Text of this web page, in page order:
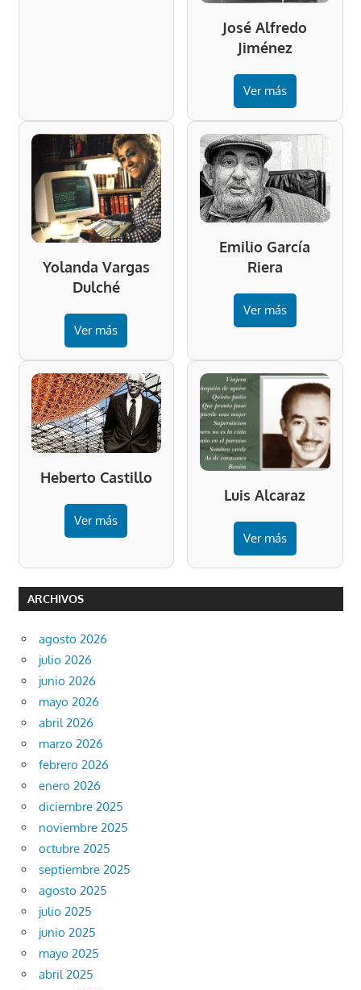
José Alfredo
Jiménez
Ver más
Yolanda Vargas
Dulché
Ver más
Emilio García
Riera
Ver más
Heberto Castillo
Ver más
Luis Alcaraz
Ver más
ARCHIVOS
agosto 2026
julio 2026
junio 2026
mayo 2026
abril 2026
marzo 2026
febrero 2026
enero 2026
diciembre 2025
noviembre 2025
octubre 2025
septiembre 2025
agosto 2025
julio 2025
junio 2025
mayo 2025
abril 2025